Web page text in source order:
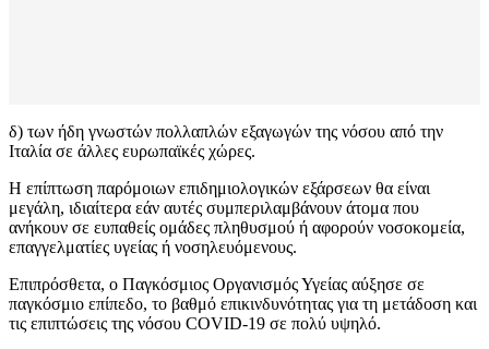
δ) των ήδη γνωστών πολλαπλών εξαγωγών της νόσου από την
Ιταλία σε άλλες ευρωπαϊκές χώρες.
Η επίπτωση παρόμοιων επιδημιολογικών εξάρσεων θα είναι
μεγάλη, ιδιαίτερα εάν αυτές συμπεριλαμβάνουν άτομα που
ανήκουν σε ευπαθείς ομάδες πληθυσμού ή αφορούν νοσοκομεία,
επαγγελματίες υγείας ή νοσηλευόμενους.
Επιπρόσθετα, ο Παγκόσμιος Οργανισμός Υγείας αύξησε σε
παγκόσμιο επίπεδο, το βαθμό επικινδυνότητας για τη μετάδοση και
τις επιπτώσεις της νόσου COVID-19 σε πολύ υψηλό.